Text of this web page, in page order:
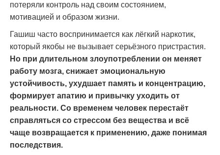
потеряли контроль над своим состоянием,
мотивацией и образом жизни.
Гашиш часто воспринимается как лёгкий наркотик,
который якобы не вызывает серьёзного пристрастия.
Но при длительном злоупотреблении он меняет
работу мозга, снижает эмоциональную
устойчивость, ухудшает память и концентрацию,
формирует апатию и привычку уходить от
реальности. Со временем человек перестаёт
справляться со стрессом без вещества и всё
чаще возвращается к применению, даже понимая
последствия.